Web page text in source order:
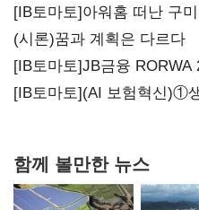
20년만에 '비상재정' 선언
[IB토마토]아워홈 떠난 구
가족 지배체제 구축
(시론)꿈과 계획은 다르다
[IB토마토]JB금융
아닌 캐피탈
[IB토마토](AI 보험혁신)①
함께 볼만한 뉴스